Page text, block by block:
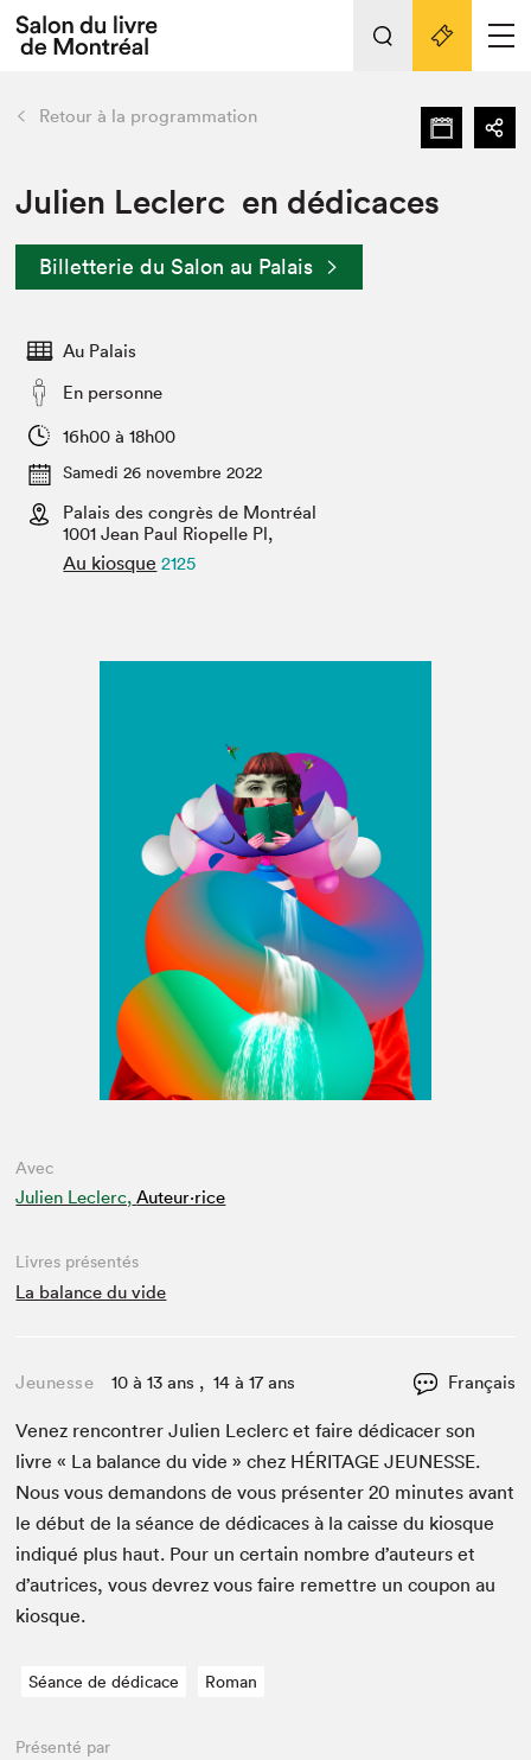
Espace exposant⋅e⋅s
Espace enseignant·e·s
Espace médias
L'événement
Préparer sa visite au Salon
Actualités
SLM PRO
retour Nos activités
Préparer sa visite
Salon dans la ville et en ligne
Projets partenaires
Liens pratiques
Retour à la programmation
Julien Leclerc en dédicaces
Billetterie du Salon au Palais
Au Palais
En personne
16h00 à 18h00
Samedi 26 novembre 2022
Palais des congrès de Montréal
1001 Jean Paul Riopelle Pl,
Au kiosque 2125
Avec
Julien Leclerc, Auteur·rice
Livres présentés
La balance du vide
Jeunesse 10 à 13 ans , 14 à 17 ans Français
Venez ren­con­tr­er Julien Leclerc et faire dédi­cac­er son
livre « La bal­ance du vide » chez HÉRITAGE JEUNESSE.
Nous vous deman­dons de vous présen­ter20 min­utes avant
le début de la séance de dédi­caces à la caisse du kiosque
indiqué plus haut. Pour un cer­tain nom­bre d’auteurs et
d’autrices, vous devrez vous faire remet­tre un coupon au
kiosque.
Séance de dédicace Roman
Présenté par